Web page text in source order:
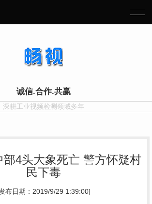
诚信.合作.共赢
深耕工业视频检测领域多年
部4头大象死亡 警方怀疑村
民下毒
布日期：2019/9/29 1:39:00]